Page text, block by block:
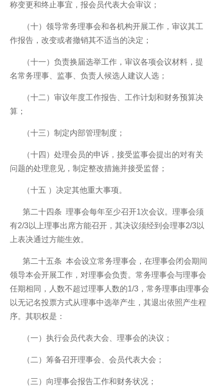
称变更和终止事宜，报会员代表大会审议；
（十）领导常务理事会和各机构开展工作，审议其工
作报告，改变或者撤销其不适当的决定；
（十一）负责换届选举工作，审议各项会议材料，提
名常务理事、监事、负责人候选人建议人选；
（十二）审议年度工作报告、工作计划和财务预算决
算；
（十三）制定内部管理制度；
（十四）处理会员的申诉，接受监事会提出的对有关
问题的处理意见，制定整改措施并接受监督；
（十五 ）决定其他重大事项。
第二十四条 理事会每年至少召开1次会议。理事会须
有2/3以上理事出席方能召开，其决议须经到会理事2/3以
上表决通过方能生效。
第二十五条 本会设立常务理事会，在理事会闭会期间
领导本会开展工作，对理事会负责。常务理事会与理事会
任期相同，人数不超过理事人数的1/3，常务理事由理事会
以无记名投票方式从理事中选举产生，其退出依照产生程
序。其职权是：
（一）执行会员代表大会、理事会的决议；
（二）筹备召开理事会、会员代表大会；
（三）向理事会报告工作和财务状况；